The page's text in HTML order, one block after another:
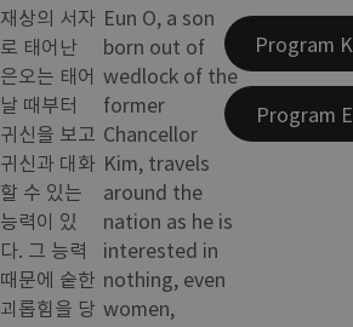
재상의 서자
로 태어난
은오는 태어
날 때부터
귀신을 보고
귀신과 대화
할 수 있는
능력이 있
다. 그 능력
때문에 숱한
괴롭힘을 당
Eun O, a son
born out of
wedlock of the
former
Chancellor
Kim, travels
around the
nation as he is
interested in
nothing, even
women,
Program
Program